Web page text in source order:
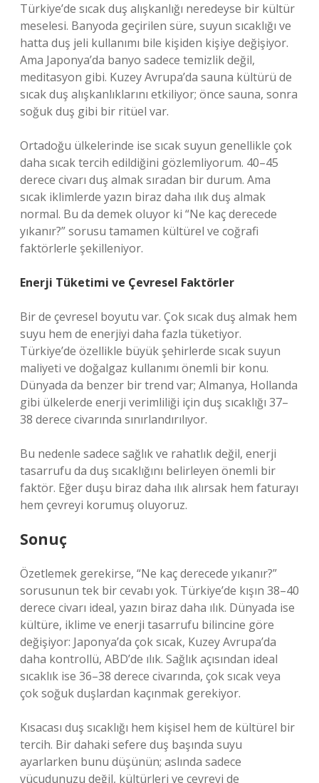
Türkiye’de sıcak duş alışkanlığı neredeyse bir kültür
meselesi. Banyoda geçirilen süre, suyun sıcaklığı ve
hatta duş jeli kullanımı bile kişiden kişiye değişiyor.
Ama Japonya’da banyo sadece temizlik değil,
meditasyon gibi. Kuzey Avrupa’da sauna kültürü de
sıcak duş alışkanlıklarını etkiliyor; önce sauna, sonra
soğuk duş gibi bir ritüel var.
Ortadoğu ülkelerinde ise sıcak suyun genellikle çok
daha sıcak tercih edildiğini gözlemliyorum. 40–45
derece civarı duş almak sıradan bir durum. Ama
sıcak iklimlerde yazın biraz daha ılık duş almak
normal. Bu da demek oluyor ki “Ne kaç derecede
yıkanır?” sorusu tamamen kültürel ve coğrafi
faktörlerle şekilleniyor.
Enerji Tüketimi ve Çevresel Faktörler
Bir de çevresel boyutu var. Çok sıcak duş almak hem
suyu hem de enerjiyi daha fazla tüketiyor.
Türkiye’de özellikle büyük şehirlerde sıcak suyun
maliyeti ve doğalgaz kullanımı önemli bir konu.
Dünyada da benzer bir trend var; Almanya, Hollanda
gibi ülkelerde enerji verimliliği için duş sıcaklığı 37–
38 derece civarında sınırlandırılıyor.
Bu nedenle sadece sağlık ve rahatlık değil, enerji
tasarrufu da duş sıcaklığını belirleyen önemli bir
faktör. Eğer duşu biraz daha ılık alırsak hem faturayı
hem çevreyi korumuş oluyoruz.
Sonuç
Özetlemek gerekirse, “Ne kaç derecede yıkanır?”
sorusunun tek bir cevabı yok. Türkiye’de kışın 38–40
derece civarı ideal, yazın biraz daha ılık. Dünyada ise
kültüre, iklime ve enerji tasarrufu bilincine göre
değişiyor: Japonya’da çok sıcak, Kuzey Avrupa’da
daha kontrollü, ABD’de ılık. Sağlık açısından ideal
sıcaklık ise 36–38 derece civarında, çok sıcak veya
çok soğuk duşlardan kaçınmak gerekiyor.
Kısacası duş sıcaklığı hem kişisel hem de kültürel bir
tercih. Bir dahaki sefere duş başında suyu
ayarlarken bunu düşünün; aslında sadece
vücudunuzu değil, kültürleri ve çevreyi de